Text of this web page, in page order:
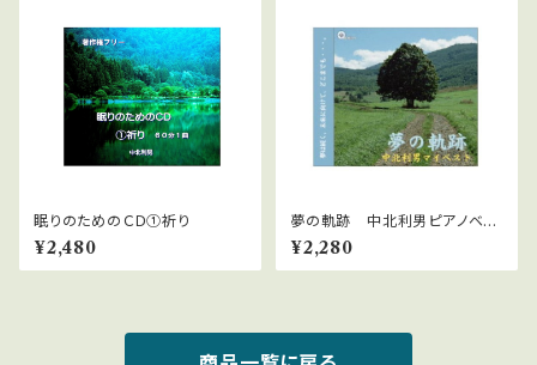
眠りのためのＣＤ①祈り
¥2,480
夢の軌跡 中北利男ピアノベス
トアルバム WAVファイルダウン
ロード版
¥2,280